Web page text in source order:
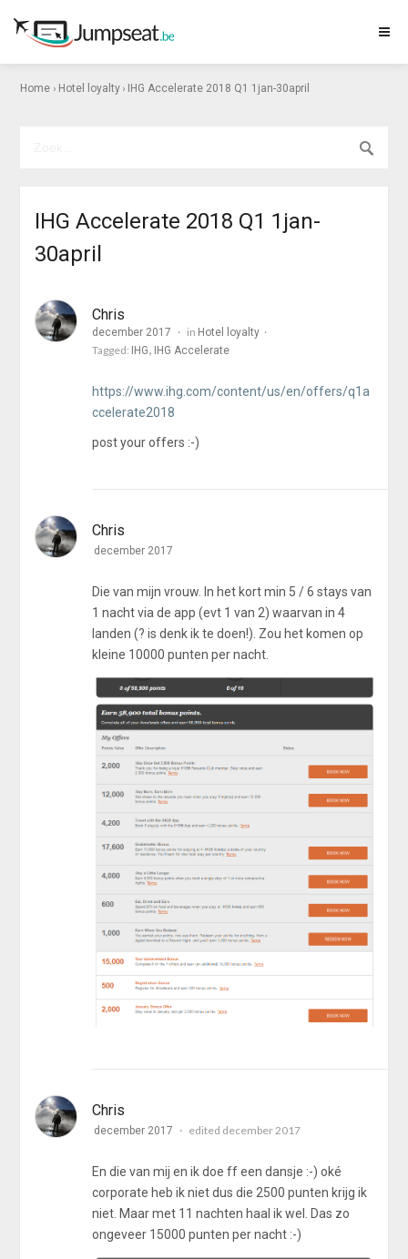
Home › Hotel loyalty › IHG Accelerate 2018 Q1 1jan-30april
IHG Accelerate 2018 Q1 1jan-
30april
Chris
december 2017 in Hotel loyalty
Tagged: IHG IHG Accelerate
https://www.ihg.com/content/us/en/offers/q1a
ccelerate2018
post your offers :-)
Chris
december 2017
Die van mijn vrouw. In het kort min 5 / 6 stays van
1 nacht via de app (evt 1 van 2) waarvan in 4
landen (? is denk ik te doen!). Zou het komen op
kleine 10000 punten per nacht.
Chris
december 2017 edited december 2017
En die van mij en ik doe ff een dansje :-) oké
corporate heb ik niet dus die 2500 punten krijg ik
niet. Maar met 11 nachten haal ik wel. Das zo
ongeveer 15000 punten per nacht :-)